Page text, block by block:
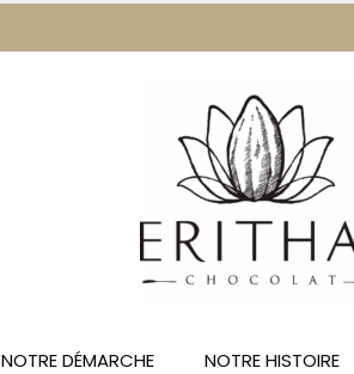
NOTRE DÉMARCHE NOTRE HISTOIRE